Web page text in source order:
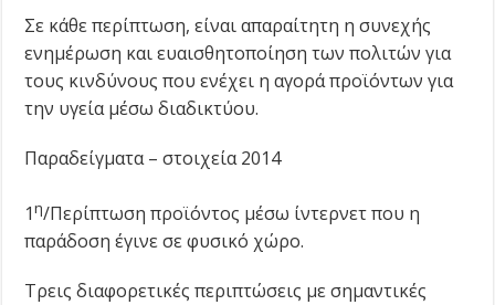
Σε κάθε περίπτωση, είναι απαραίτητη η συνεχής
ενημέρωση και ευαισθητοποίηση των πολιτών για
τους κινδύνους που ενέχει η αγορά προϊόντων για
την υγεία μέσω διαδικτύου.
Παραδείγματα – στοιχεία 2014
1η/Περίπτωση προϊόντος μέσω ίντερνετ που η
παράδοση έγινε σε φυσικό χώρο.
Τρεις διαφορετικές περιπτώσεις με σημαντικές